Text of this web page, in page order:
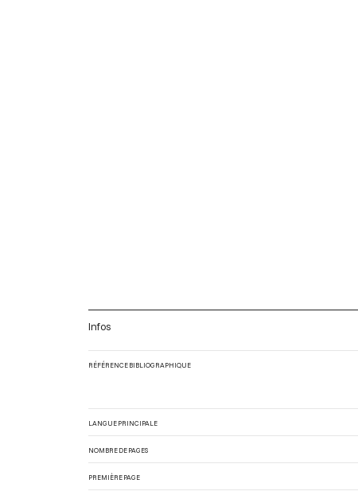
Infos
RÉFÉRENCE BIBLIOGRAPHIQUE
LANGUE PRINCIPALE
NOMBRE DE PAGES
PREMIÈRE PAGE